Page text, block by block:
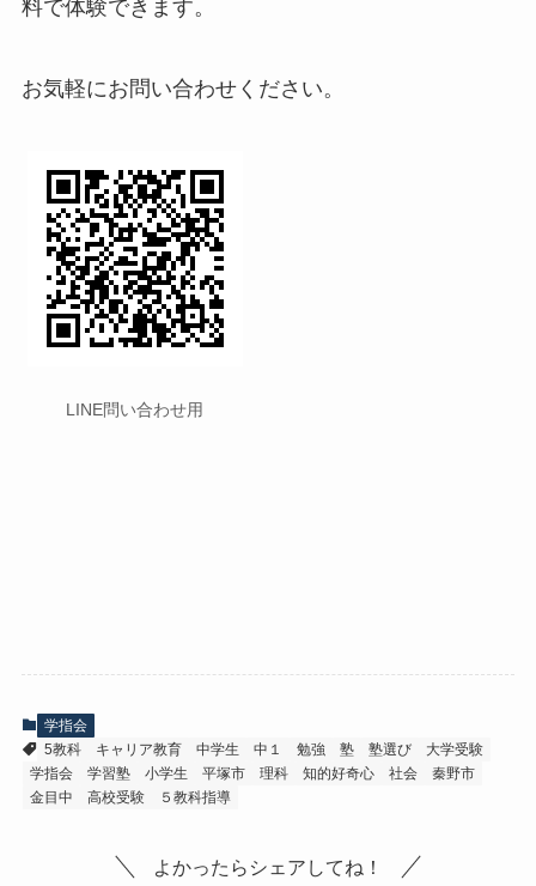
料で体験できます。
お気軽にお問い合わせください。
LINE問い合わせ用
学指会
5教科
キャリア教育 中学生 中１ 勉強 塾 塾選び
大学受験
学指会
学習塾 小学生 平塚市 理科 知的好奇心 社会
秦野市
金目中
高校受験 ５教科指導
よかったらシェアしてね！